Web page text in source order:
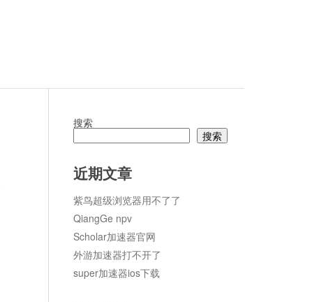
搜索
搜索
近期文章
紫鸟超级浏览器用不了了
QiangGe npv
Scholar加速器官网
外游加速器打不开了
super加速器ios下载